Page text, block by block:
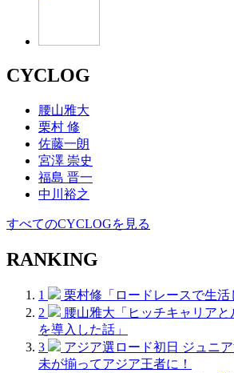
CYCLOG
腰山雅大
栗村 修
佐藤一朗
宮澤 崇史
福島 晋一
中川裕之
すべてのCYCLOGを見る
RANKING
1
栗村修「ロードレースで生活
2
腰山雅大「ヒッチキャリアと
を導入した話」
3
アジア選ロード初日 ジュニ
未が揃ってアジア王者に！